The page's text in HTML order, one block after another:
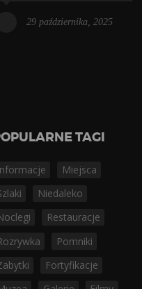
29 października, 2025
TAGI
Miejsca
Niedaleko
Restauracje
Pomniki
Fortyfikacje